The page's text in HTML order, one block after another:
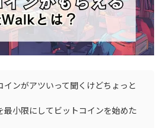
インがアツいって聞くけどちょっと
最小限にしてビットコインを始めた